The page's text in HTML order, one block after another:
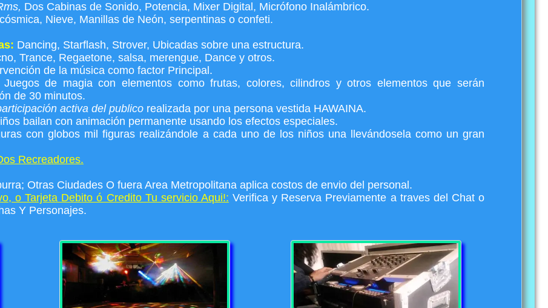
Dos Cabinas de Sonido, Potencia, Mixer Digital, Micrófono Inalámbrico.
Nieve, Manillas de Neón, serpentinas o confeti.
Dancing, Starflash, Strover, Ubicadas sobre una estructura.
Trance, Regaetone, salsa, merengue, Dance y otros.
de la música como factor Principal.
Juegos de magia con elementos como frutas, colores, cilindros y otros elementos que serán
de 30 minutos.
activa del publicorealizada por una persona vestida HAWAINA.
bailan con animación permanente usando los efectos especiales.
con globos mil figuras realizándole a cada uno de los niños una llevándosela como un gran
Recreadores.
Otras Ciudades O fuera Area Metropolitana aplica costos de envio del personal.
o Tarjeta Debito ó Credito Tu servicio Aqui!: Verifica y Reserva Previamente a traves del Chat o
Y Personajes.